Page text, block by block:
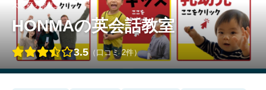
大阪府 › 堺東エリア
HONMAの英会話教室
3.5 （口コミ 2件）